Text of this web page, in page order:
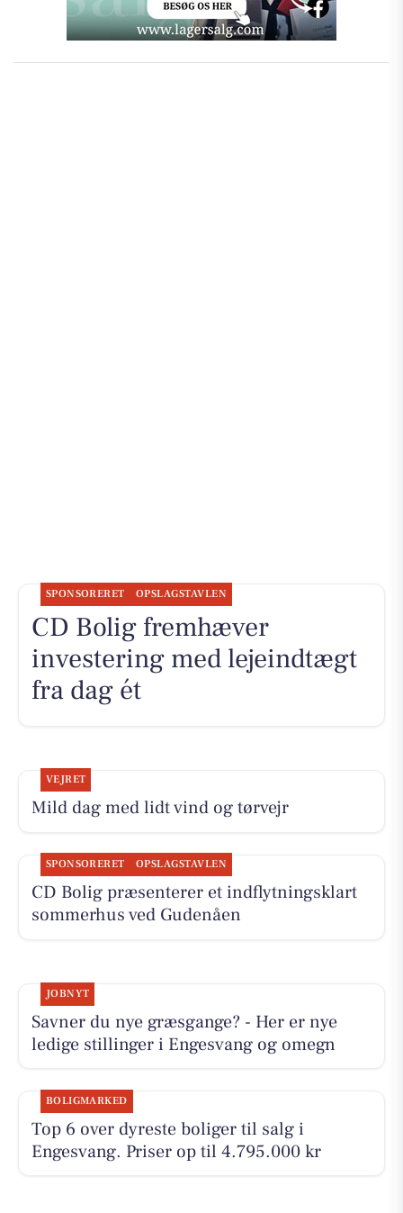
SPONSORERET OPSLAGSTAVLEN
CD Bolig fremhæver
investering med lejeindtægt
fra dag ét
VEJRET
Mild dag med lidt vind og tørvejr
SPONSORERET OPSLAGSTAVLEN
CD Bolig præsenterer et indflytningsklart
sommerhus ved Gudenåen
JOBNYT
Savner du nye græsgange? - Her er nye
ledige stillinger i Engesvang og omegn
BOLIGMARKED
Top 6 over dyreste boliger til salg i
Engesvang. Priser op til 4.795.000 kr